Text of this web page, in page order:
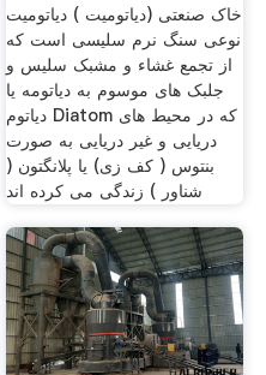
خاک صنعتی (دیاتومیت ) دیاتومیت
نوعی سنگ نرم سلیسی است که
از تجمع غشاء و مشبک سلیس و
جلبک های موسوم به دیاتومه یا
دیاتوم Diatom که در محیط های
دریایی و غیر دریایی به صورت
بنتوس ( کف زی) یا پلانگتون (
شناور ) زندگی می کرده اند